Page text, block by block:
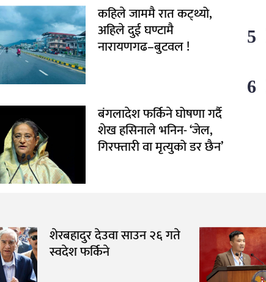
कहिले जाममै रात कट्थ्यो,
अहिले दुई घण्टामै
नारायणगढ–बुटवल !
बंगलादेश फर्किने घोषणा गर्दै
शेख हसिनाले भनिन- ‘जेल,
गिरफ्तारी वा मृत्युको डर छैन’
शेरबहादुर देउवा साउन २६ गते
स्वदेश फर्किने